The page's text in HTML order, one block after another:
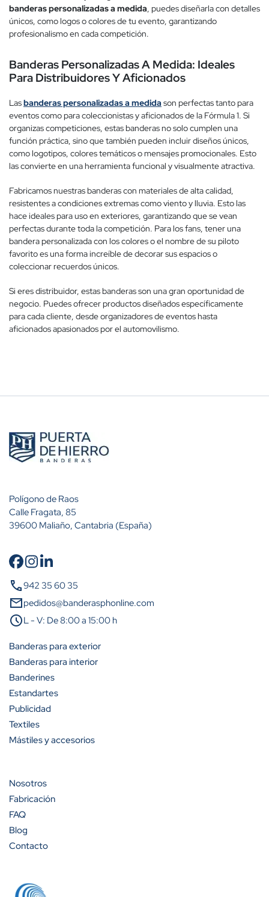
banderas personalizadas a medida , puedes diseñarla con detalles
únicos, como logos o colores de tu evento, garantizando
profesionalismo en cada competición.
Banderas Personalizadas A Medida: Ideales
Para Distribuidores Y Aficionados
Lasbanderas personalizadas a medida son perfectas tanto para
eventos como para coleccionistas y aficionados de la Fórmula 1. Si
organizas competiciones, estas banderas no solo cumplen una
función práctica, sino que también pueden incluir diseños únicos,
como logotipos, colores temáticos o mensajes promocionales. Esto
las convierte en una herramienta funcional y visualmente atractiva.
Fabricamos nuestras banderas con materiales de alta calidad,
resistentes a condiciones extremas como viento y lluvia. Esto las
hace ideales para uso en exteriores, garantizando que se vean
perfectas durante toda la competición. Para los fans, tener una
bandera personalizada con los colores o el nombre de su piloto
favorito es una forma increíble de decorar sus espacios o
coleccionar recuerdos únicos.
Si eres distribuidor, estas banderas son una gran oportunidad de
negocio. Puedes ofrecer productos diseñados específicamente
para cada cliente, desde organizadores de eventos hasta
aficionados apasionados por el automovilismo.
Polígono de Raos
Calle Fragata, 85
39600 Maliaño, Cantabria (España)
call942 35 60 35
mailpedidos@banderasphonline.com
scheduleL - V: De 8:00 a 15:00 h
Banderas para exterior
Banderas para interior
Banderines
Estandartes
Publicidad
Textiles
Mástiles y accesorios
Nosotros
Fabricación
FAQ
Blog
Contacto